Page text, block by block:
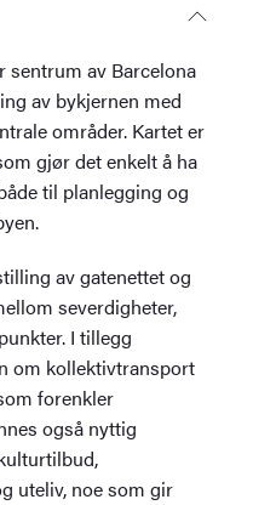
sentrum av Barcelona
av bykjernen med
områder. Kartet er
gjør det enkelt å ha
til planlegging og
av gatenettet og
severdigheter,
I tillegg
om kollektivtransport
forenkler
også nyttig
uteliv, noe som gir